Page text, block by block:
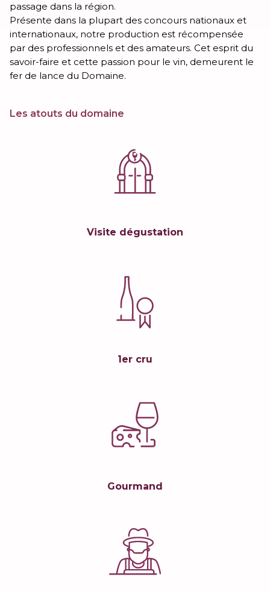
passage dans la région.
Présente dans la plupart des concours nationaux et
internationaux, notre production est récompensée
par des professionnels et des amateurs. Cet esprit du
savoir-faire et cette passion pour le vin, demeurent le
fer de lance du Domaine.
Les atouts du domaine
Visite dégustation
1er cru
Gourmand